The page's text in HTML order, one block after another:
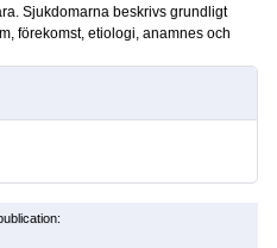
Sjukdomarna beskrivs grundligt
förekomst, etiologi, anamnes och